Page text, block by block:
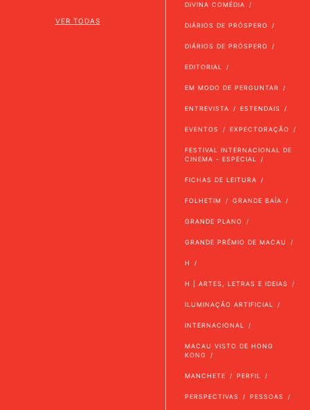
VER TODAS
DIVINA COMÉDIA
DIÁRIOS DE PRÓSPERO
DIÁRIOS DE PRÓSPERO
EDITORIAL
EM MODO DE PERGUNTAR
ENTREVISTA ESTENDAIS
EVENTOS EXPECTORAÇÃO
FESTIVAL INTERNACIONAL DE
CINEMA - ESPECIAL
FICHAS DE LEITURA
FOLHETIM GRANDE BAÍA
GRANDE PLANO
GRANDE PRÉMIO DE MACAU
H
H | ARTES, LETRAS E IDEIAS
ILUMINAÇÃO ARTIFICIAL
INTERNACIONAL
MACAU VISTO DE HONG
KONG
MANCHETE PERFIL
PERSPECTIVAS PESSOAS